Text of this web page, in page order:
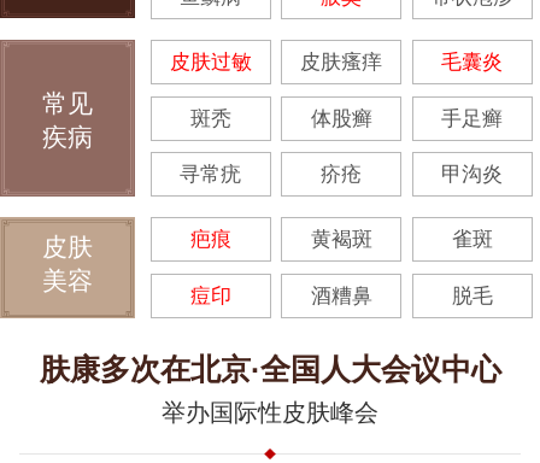
常见
疾病
皮肤过敏 皮肤瘙痒 毛囊炎
斑秃 体股癣 手足癣
寻常疣 疥疮 甲沟炎
皮肤
美容
疤痕 黄褐斑 雀斑
痘印 酒糟鼻 脱毛
肤康多次在北京·全国人大会议中心
举办国际性皮肤峰会